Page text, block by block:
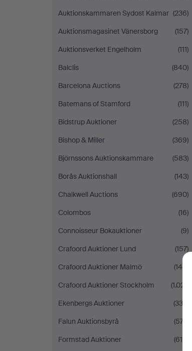
Auktionskammaren Sydost Kalmar (236)
Auktionsmagasinet Vänersborg
(157)
Auktionsverket Engelholm
(111)
Balclis
(840)
Barcelona Auctions
(278)
Batemans of Stamford
(111)
Bidstrup Auktioner
(258)
Bishop & Miller
(369)
Björnssons Auktionskammare
(583)
Borås Auktionshall
(143)
Chalkwell Auctions
(690)
Colombos
(16)
Connoisseur Bokauktioner
(9)
Crafoord Auktioner Lund
(157)
Crafoord Auktioner Malmö
(149)
Crafoord Auktioner Stockholm
(1.021)
Ekenbergs Auktioner
(333)
Falun Auktionsbyrå
(577)
Formstad Auktioner
(619)